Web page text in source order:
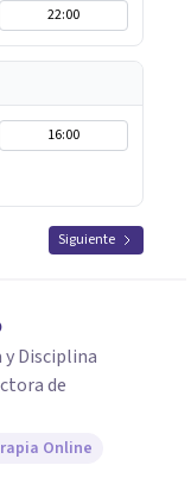
22:00
16:00
Siguiente
y Disciplina
de
Online